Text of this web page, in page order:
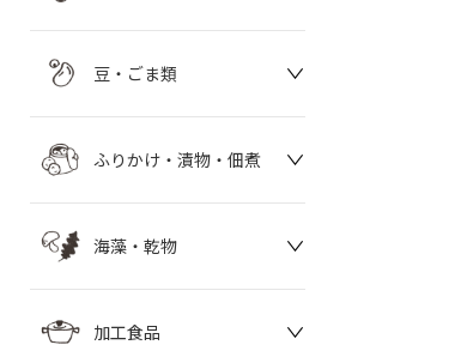
豆・ごま類
ふりかけ・漬物・佃煮
海藻・乾物
加工食品